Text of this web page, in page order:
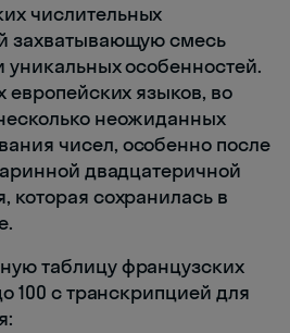
числительных
захватывающую смесь
уникальных особенностей.
европейских языков, во
неожиданных
чисел, особенно после
двадцатеричной
которая сохранилась в
таблицу французских
100 с транскрипцией для